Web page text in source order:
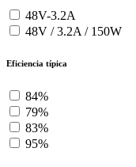
48V-3.2A
48V / 3.2A / 150W
Eficiencia típica
84%
79%
83%
95%